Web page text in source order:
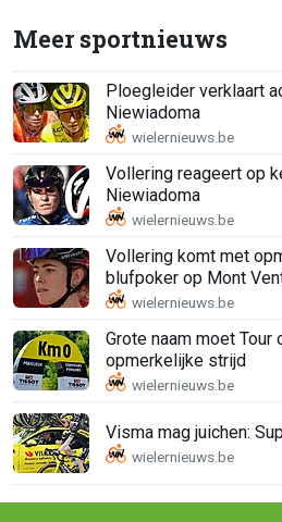
Meer sportnieuws
Ploegleider verklaart
Niewiadoma
Vollering reageert op
Niewiadoma
Vollering komt met
blufpoker op Mont
Grote naam moet
opmerkelijke strijd
Visma mag juichen: